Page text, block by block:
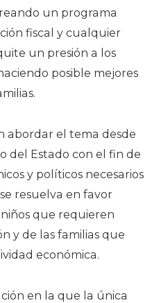
un programa
fiscal y cualquier
un presión a los
posible mejores
abordar el tema desde
del Estado con el fin de
y políticos necesarios
resuelva en favor
que requieren
y de las familias que
económica.
en la que la única